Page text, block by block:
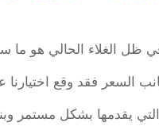
ظل الغلاء الحالي هو ما
السعر فقد وقع
يقدمها بشكل مستمر وبنسب